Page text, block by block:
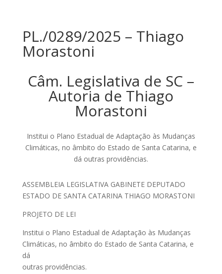
PL./0289/2025 – Thiago
Morastoni
Câm. Legislativa de SC –
Autoria de Thiago
Morastoni
Institui o Plano Estadual de Adaptação às Mudanças
Climáticas, no âmbito do Estado de Santa Catarina, e
dá outras providências.
ASSEMBLEIA LEGISLATIVA GABINETE DEPUTADO
ESTADO DE SANTA CATARINA THIAGO MORASTONI
PROJETO DE LEI
Institui o Plano Estadual de Adaptação às Mudanças
Climáticas, no âmbito do Estado de Santa Catarina, e
dá
outras providências.